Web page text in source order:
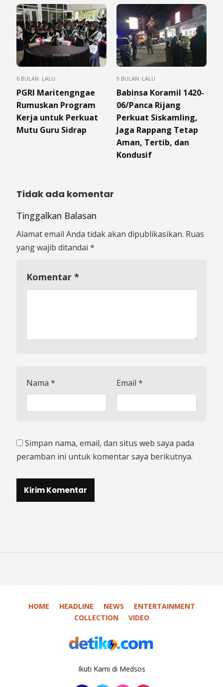
6 BULAN LALU
PGRI Maritengngae
Rumuskan Program
Kerja untuk Perkuat
Mutu Guru Sidrap
9 BULAN LALU
​Babinsa Koramil 1420-
06/Panca Rijang
Perkuat Siskamling,
Jaga Rappang Tetap
Aman, Tertib, dan
Kondusif
Tidak ada komentar
Tinggalkan Balasan
Alamat email Anda tidak akan dipublikasikan. Ruas
yang wajib ditandai *
Komentar *
Nama * Email *
Simpan nama, email, dan situs web saya pada
peramban ini untuk komentar saya berikutnya.
HOME HEADLINE NEWS
ENTERTAINMENT
COLLECTION
VIDEO
Ikuti Kami di Medsos